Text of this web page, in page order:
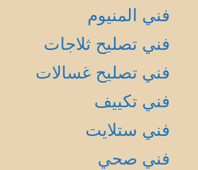
فني المنيوم
فني تصليح ثلاجات
فني تصليح غسالات
فني تكييف
فني ستلايت
فني صحي